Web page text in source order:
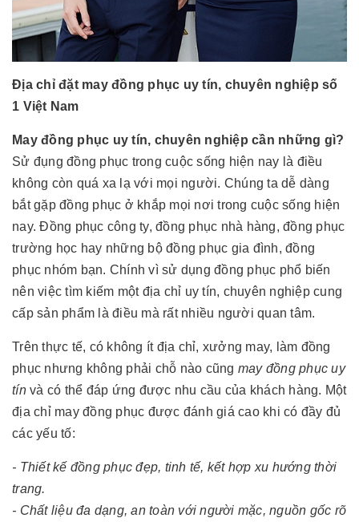
Địa chỉ đặt may đồng phục uy tín, chuyên nghiệp số
1 Việt Nam
May đồng phục uy tín, chuyên nghiệp cần những gì?
Sử đụng đồng phục trong cuộc sống hiện nay là điều
không còn quá xa lạ với mọi người. Chúng ta dễ dàng
bắt gặp đồng phục ở khắp mọi nơi trong cuộc sống hiện
nay. Đồng phục công ty, đồng phục nhà hàng, đồng phục
trường học hay những bộ đồng phục gia đình, đồng
phục nhóm bạn. Chính vì sử dụng đồng phục phổ biến
nên việc tìm kiếm một địa chỉ uy tín, chuyên nghiệp cung
cấp sản phẩm là điều mà rất nhiều người quan tâm.
Trên thực tế, có không ít địa chỉ, xưởng may, làm đồng
phục nhưng không phải chỗ nào cũng may đồng phục uy
tínvà có thể đáp ứng được nhu cầu của khách hàng. Một
địa chỉ may đồng phục được đánh giá cao khi có đầy đủ
các yếu tố:
- Thiết kế đồng phục đẹp, tinh tế, kết hợp xu hướng thời
trang.
- Chất liệu đa dạng, an toàn với người mặc, nguồn gốc rõ